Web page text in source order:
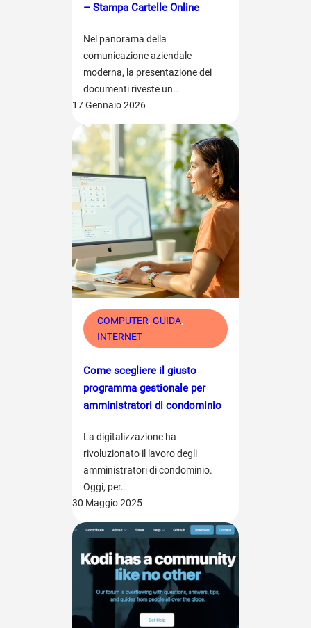
– Stampa Cartelle Online
Nel panorama della
comunicazione aziendale
moderna, la presentazione dei
documenti riveste un…
17 Gennaio 2026
COMPUTER, GUIDA
INTERNET
Come scegliere il giusto
programma gestionale per
amministratori di condominio
La digitalizzazione ha
rivoluzionato il lavoro degli
amministratori di condominio.
Oggi, per…
30 Maggio 2025